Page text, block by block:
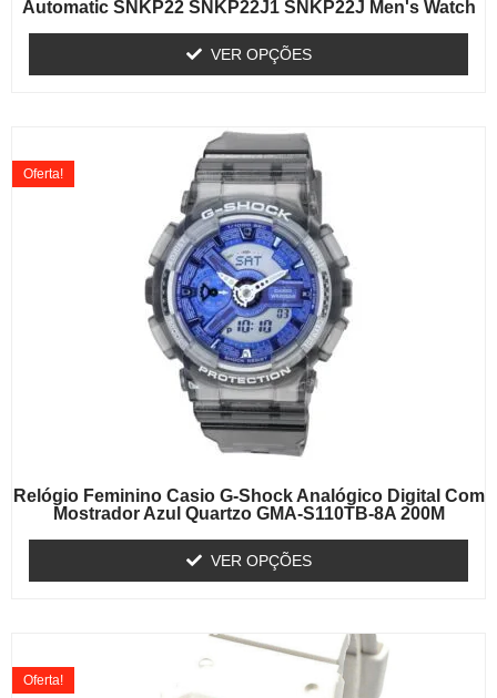
Automatic SNKP22 SNKP22J1 SNKP22J Men's Watch
VER OPÇÕES
Relógio Feminino Casio G-Shock Analógico Digital Com
Mostrador Azul Quartzo GMA-S110TB-8A 200M
Oferta!
VER OPÇÕES
Oferta!